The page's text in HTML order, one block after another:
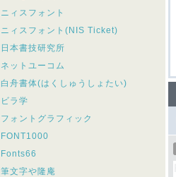
ニィスフォント
ニィスフォント(NIS Ticket)
日本書技研究所
ネットユーコム
白舟書体(はくしゅうしょたい)
ビラ学
フォントグラフィック
FONT1000
Fonts66
筆文字や隆庵